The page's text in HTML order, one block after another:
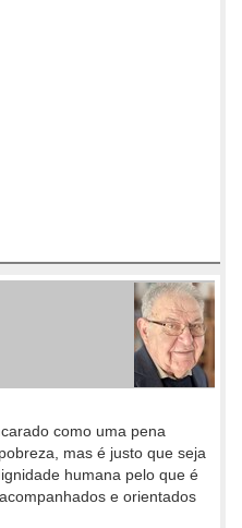
como uma pena
mas é justo que seja
humana pelo que é
e orientados